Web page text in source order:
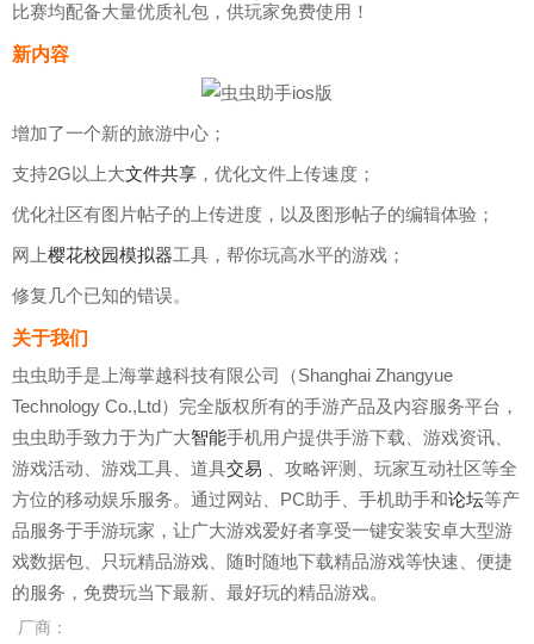
比赛均配备大量优质礼包，供玩家免费使用！
新内容
增加了一个新的旅游中心；
支持2G以上大文件共享 ，优化文件上传速度；
优化社区有图片帖子的上传进度，以及图形帖子的编辑体验；
网上樱花校园模拟器工具，帮你玩高水平的游戏；
修复几个已知的错误。
关于我们
虫虫助手是上海掌越科技有限公司（Shanghai Zhangyue
Technology Co.,Ltd）完全版权所有的手游产品及内容服务平台，
虫虫助手致力于为广大智能手机用户提供手游下载、游戏资讯、
游戏活动、游戏工具、道具交易 、攻略评测、玩家互动社区等全
方位的移动娱乐服务。通过网站、PC助手、手机助手和论坛等产
品服务于手游玩家，让广大游戏爱好者享受一键安装安卓大型游
戏数据包、只玩精品游戏、随时随地下载精品游戏等快速、便捷
的服务，免费玩当下最新、最好玩的精品游戏。
厂商：